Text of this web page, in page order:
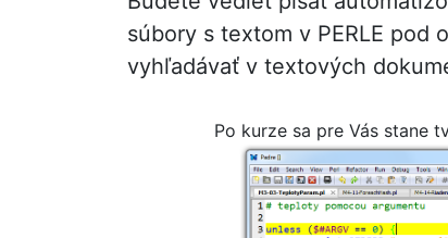
súbory s textom v PERLE pod
vyhľadávať v textových
Po kurze sa pre Vás stane